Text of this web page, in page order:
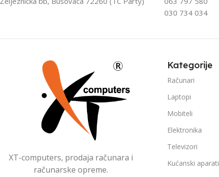
030 734 034
XT-computers, prodaja računara i
računarske opreme.
Kategorije
Računari
Laptopi
Mobiteli
Elektronika
Televizori
Kućanski aparati